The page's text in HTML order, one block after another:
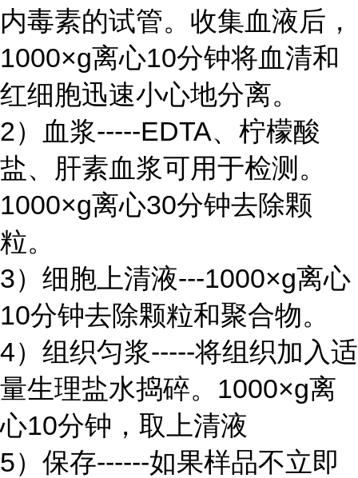
内毒素的试管。收集血液后，
1000×g离心10分钟将血清和
红细胞迅速小心地分离。
2）血浆-----EDTA、柠檬酸
盐、肝素血浆可用于检测。
1000×g离心30分钟去除颗
粒。
3）细胞上清液---1000×g离心
10分钟去除颗粒和聚合物。
4）组织匀浆-----将组织加入适
量生理盐水捣碎。1000×g离
心10分钟，取上清液
5）保存------如果样品不立即